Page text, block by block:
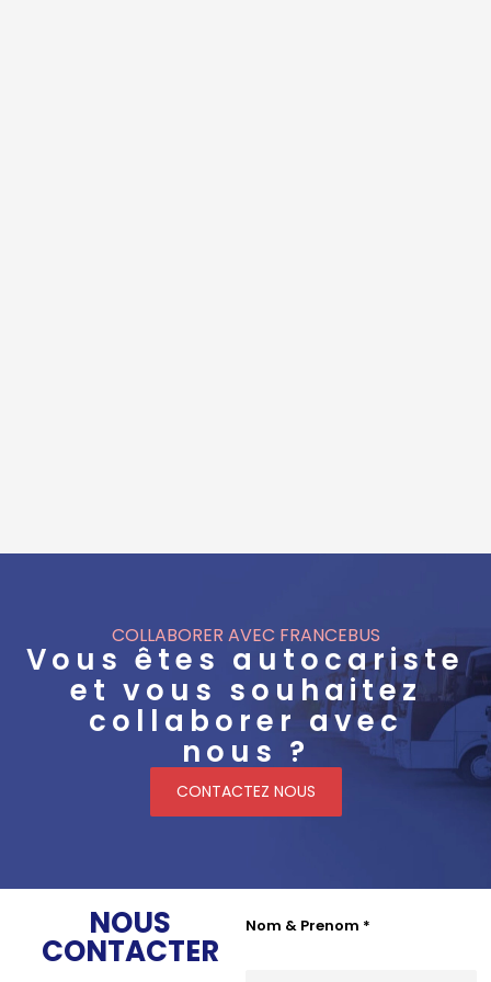
COLLABORER AVEC FRANCEBUS
Vous êtes autocariste
et vous souhaitez
collaborer avec
nous ?
CONTACTEZ NOUS
NOUS
CONTACTER
Nom & Prenom *